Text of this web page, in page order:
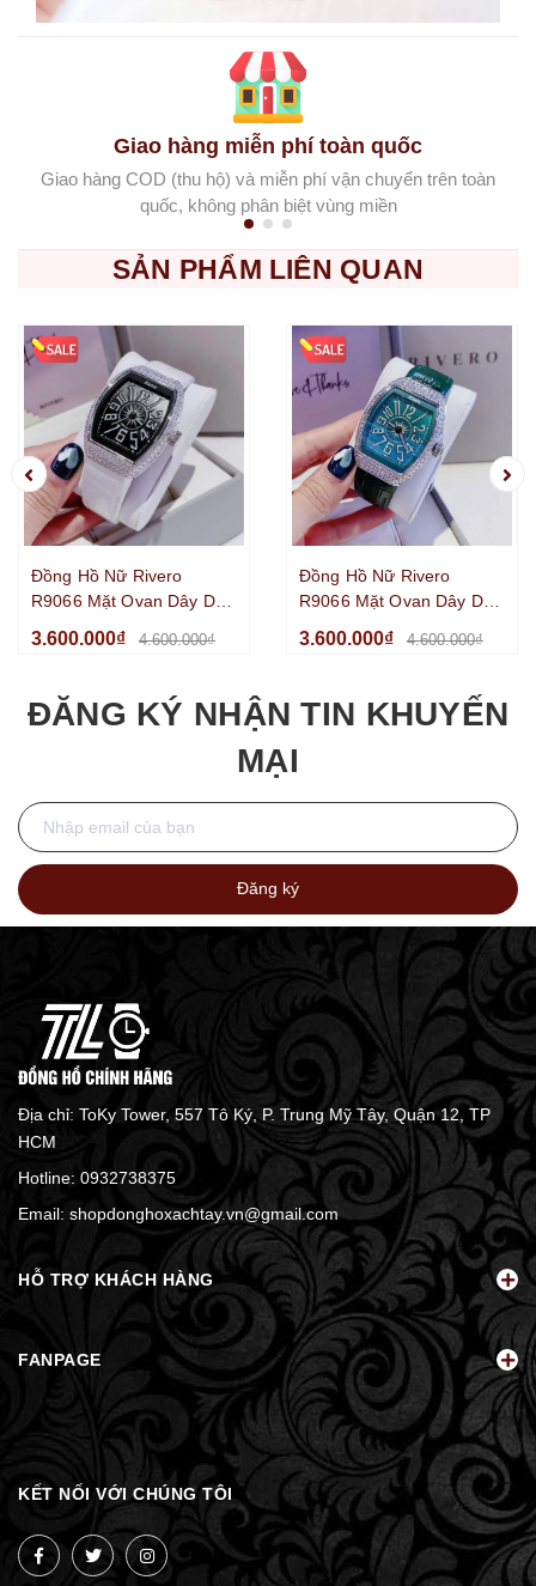
Giao hàng miễn phí toàn quốc
Giao hàng COD (thu hộ) và miễn phí vận chuyển trên toàn
quốc, không phân biệt vùng miền
SẢN PHẨM LIÊN QUAN
Đồng Hồ Nữ Rivero
R9066 Mặt Ovan Dây Da
32mm
3.600.000₫ 4.600.000₫
Đồng Hồ Nữ Rivero
R9066 Mặt Ovan Dây Da
Size 32mm
3.600.000₫ 4.600.000₫
ĐĂNG KÝ NHẬN TIN KHUYẾN
MẠI
Đăng ký
Địa chỉ: ToKy Tower, 557 Tô Ký, P. Trung Mỹ Tây, Quận 12, TP
HCM
Hotline: 0932738375
Email: shopdonghoxachtay.vn@gmail.com
HỖ TRỢ KHÁCH HÀNG
FANPAGE
KẾT NỐI VỚI CHÚNG TÔI